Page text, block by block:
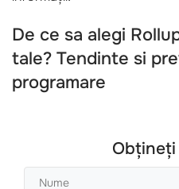
De ce sa alegi
tale? Tendinte si
programare